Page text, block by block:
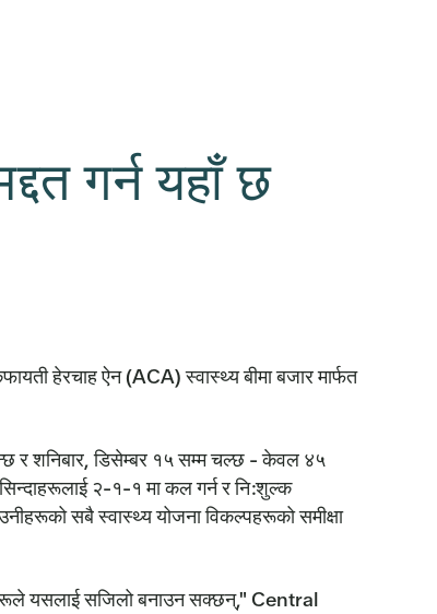
गर्न यहाँ छ
हेरचाह ऐन (ACA) स्वास्थ्य बीमा बजार मार्फत
र शनिबार, डिसेम्बर १५ सम्म चल्छ - केवल ४५
२-१-१ मा कल गर्न र नि:शुल्क
सबै स्वास्थ्य योजना विकल्पहरूको समीक्षा
यसलाई सजिलो बनाउन सक्छन्," Central